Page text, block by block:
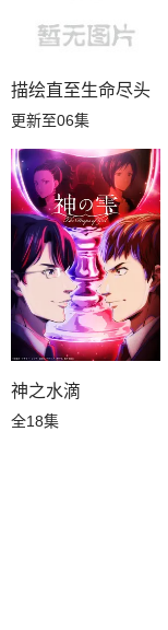
描绘直至生命尽头
更新至06集
神之水滴
全18集